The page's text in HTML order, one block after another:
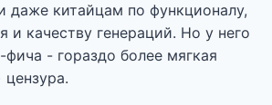
даже китайцам по функционалу,
и качеству генераций. Но у него
- гораздо более мягкая
цензура.